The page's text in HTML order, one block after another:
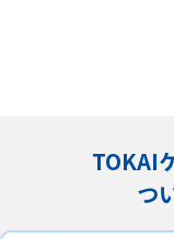
TOKAI
つ